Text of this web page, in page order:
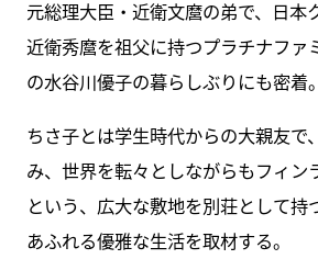
元総理大臣・近衛文麿の弟で、日本
近衛秀麿を祖父に持つプラチナファ
の水谷川優子の暮らしぶりにも密着。
ちさ子とは学生時代からの大親友で
み、世界を転々としながらもフィン
という、広大な敷地を別荘として持
あふれる優雅な生活を取材する。